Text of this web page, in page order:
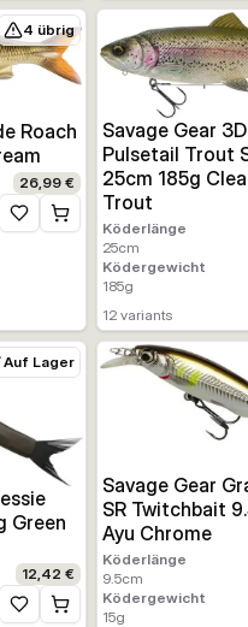
4 übrig
Roach
26,99 €
Zur Wunschliste hinzufügen
Savage Gear
Pulsetail Trout
25cm 185g
Trout
Köderlänge
25cm
Ködergewicht
185g
12variants
Auf Lager
Green
12,42 €
Zur Wunschliste hinzufügen
Savage Gear
SR Twitchbait
Ayu Chrome
Köderlänge
9.5cm
Ködergewicht
15g